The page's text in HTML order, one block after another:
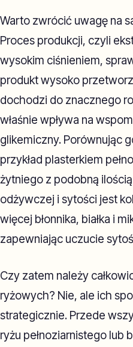
Warto zwrócić uwagę na
Proces produkcji, czyli
wysokim ciśnieniem,
produkt wysoko
dochodzi do znacznego
właśnie wpływa na
glikemiczny. Porównując
przykład plasterkiem
żytniego z podobną
odżywczej i sytości jest
więcej błonnika, białka i
zapewniając uczucie
Czy zatem należy
ryżowych? Nie, ale ich
strategicznie. Przede
ryżu pełnoziarnistego lub